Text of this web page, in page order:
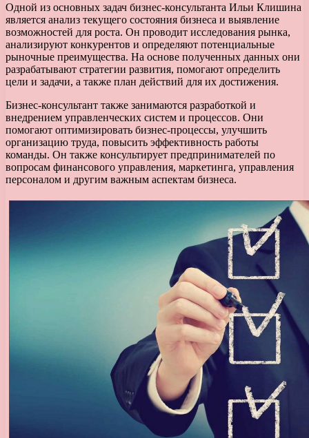
Одной из основных задач бизнес-консультанта Ильи Клишина
является анализ текущего состояния бизнеса и выявление
возможностей для роста. Он проводит исследования рынка,
анализируют конкурентов и определяют потенциальные
рыночные преимущества. На основе полученных данных они
разрабатывают стратегии развития, помогают определить
цели и задачи, а также план действий для их достижения.
Бизнес-консультант также занимаются разработкой и
внедрением управленческих систем и процессов. Они
помогают оптимизировать бизнес-процессы, улучшить
организацию труда, повысить эффективность работы
команды. Он также консультирует предпринимателей по
вопросам финансового управления, маркетинга, управления
персоналом и другим важным аспектам бизнеса.